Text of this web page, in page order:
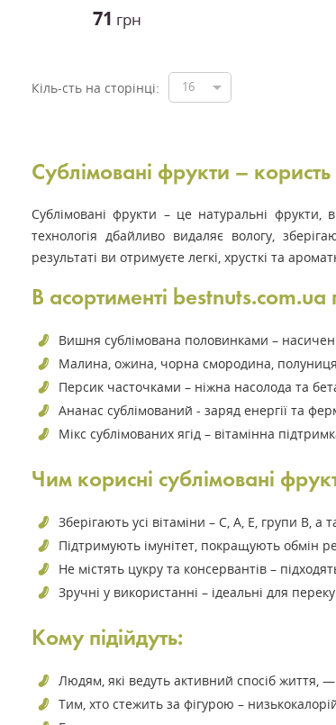
71 грн
Кіль-сть на сторінці: 16
Сублімовані фрукти –
Сублімовані фрукти – це натуральні фрукти,
технологія дбайливо видаляє вологу,
результаті ви отримуєте легкі, хрусткі та
В асортименті bestnuts.com.ua
Вишня сублімована половинками –
Малина, ожина, чорна смородина, полуниця
Персик часточками – ніжна насолода та
Ананас сублімований - заряд енергії та
Мікс сублімованих ягід – вітамінна
Чим корисні сублімовані
Зберігають усі вітаміни – С, А, Е, групи В, а
Підтримують імунітет, покращують обмін
Не містять цукру та консервантів –
Зручні у використанні – ідеальні для
Кому підійдуть:
Людям, які ведуть активний спосіб життя,
Тим, хто стежить за фігурою –